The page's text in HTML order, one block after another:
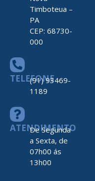
Timboteua –
PA
CEP: 68730-
000
TELEFONE
(91) 93469-
1189
ATENDIMENTO
De Segunda
a Sexta, de
07h00 ás
13h00